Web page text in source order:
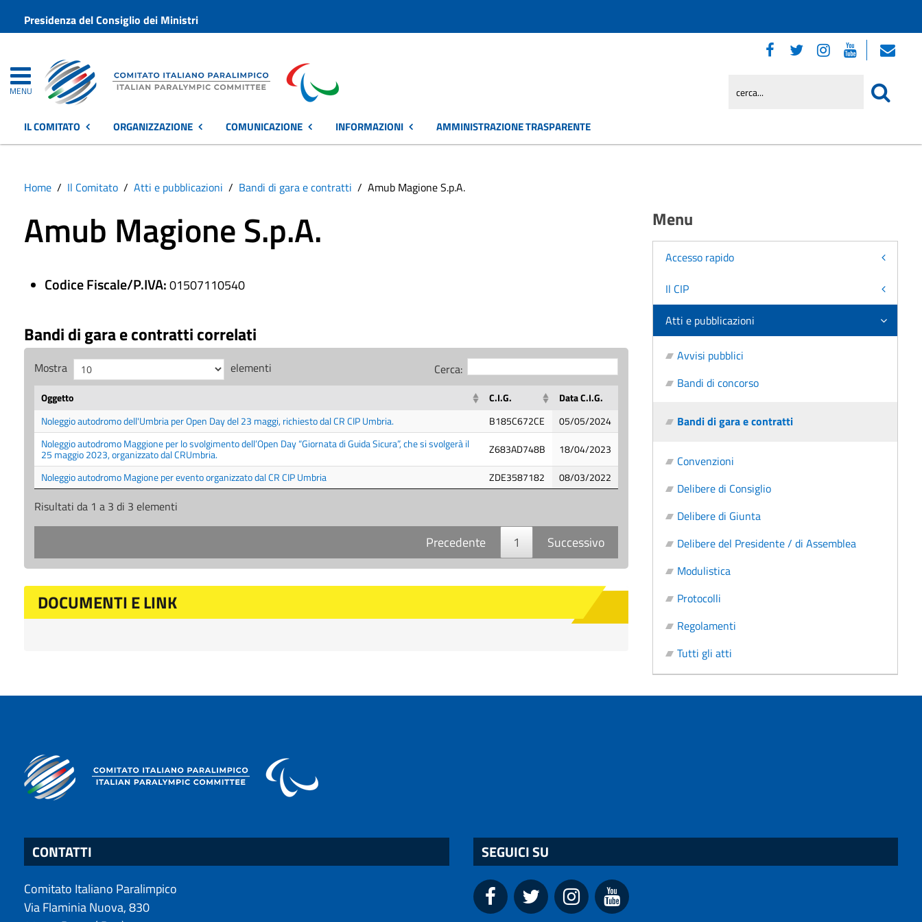
Presidenza del Consiglio dei Ministri
MENU
IL COMITATO ORGANIZZAZIONE COMUNICAZIONE INFORMAZIONI AMMINISTRAZIONE TRASPARENTE
Home Il Comitato Atti e pubblicazioni Bandi di gara e contratti Amub Magione S.p.A.
Amub Magione S.p.A.
Codice Fiscale/P.IVA:01507110540
Bandi di gara e contratti correlati
Mostra elementi Cerca:
Oggetto C.I.G.
Data C.I.G.
Noleggio autodromo dell'Umbria per Open Day del 23 maggi, richiesto dal CR CIP Umbria.
B185C672CE
05/05/2024
Noleggio autodromo Maggione per lo svolgimento dell’Open Day “Giornata di Guida Sicura”, che si svolgerà il
25 maggio 2023, organizzato dal CRUmbria. Z683AD748B
18/04/2023
Noleggio autodromo Magione per evento organizzato dal CR CIP Umbria
ZDE3587182 08/03/2022
Risultati da 1 a 3 di 3 elementi
Precedente 1 Successivo
DOCUMENTI E LINK
Menu
Accesso rapido
Il CIP
Atti e pubblicazioni
Avvisi pubblici
Bandi di concorso
Bandi di gara e contratti
Convenzioni
Delibere di Consiglio
Delibere di Giunta
Delibere del Presidente / di Assemblea
Modulistica
Protocolli
Regolamenti
Tutti gli atti
CONTATTI
Comitato Italiano Paralimpico
Via Flaminia Nuova, 830
SEGUICI SU